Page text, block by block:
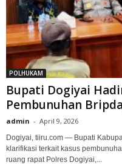
POLHUKAM
Bupati Dogiyai
Pembunuhan
admin - April 9, 2026
Dogiyai, tiiru.com — Bupati
klarifikasi terkait kasus
ruang rapat Polres Dogiyai,...